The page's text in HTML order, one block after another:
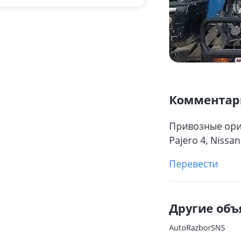
Привозные
Pajero 4,
Перевести
Другие
AutoRazborSNS